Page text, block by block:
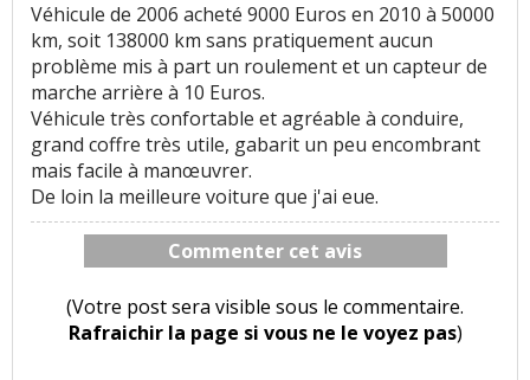
Véhicule de 2006 acheté 9000 Euros en 2010 à 50000
km, soit 138000 km sans pratiquement aucun
problème mis à part un roulement et un capteur de
marche arrière à 10 Euros.
Véhicule très confortable et agréable à conduire,
grand coffre très utile, gabarit un peu encombrant
mais facile à manœuvrer.
De loin la meilleure voiture que j'ai eue.
Commenter cet avis
(Votre post sera visible sous le commentaire.
Rafraichir la page si vous ne le voyez pas)